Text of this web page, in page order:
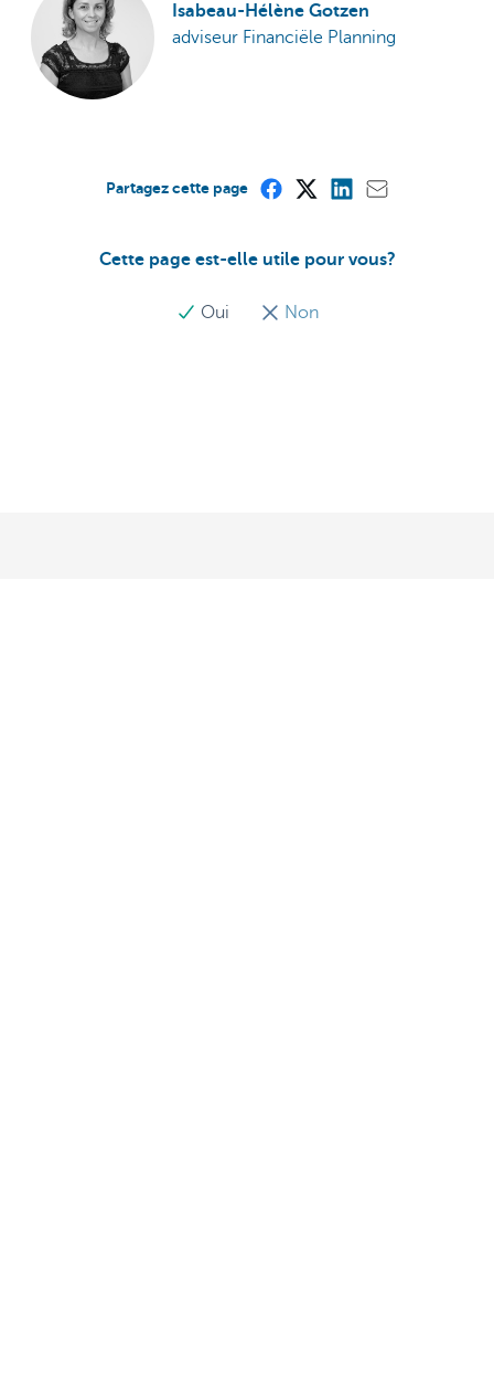
Isabeau-Hélène Gotzen
adviseur Financiële Planning
Cette page est-elle utile pour vous?
Oui Non
Partagez cette page